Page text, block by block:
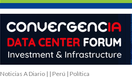
Noticias A Diario | | Perú | Política